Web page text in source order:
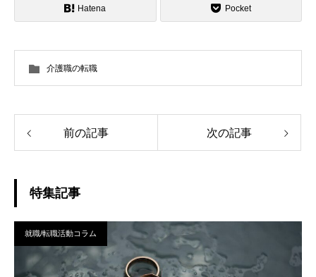
Hatena Pocket
介護職の転職
前の記事 次の記事
特集記事
就職/転職活動コラム